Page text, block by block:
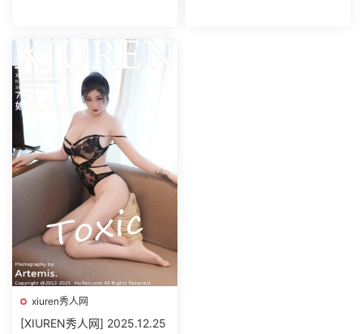
xiuren秀人网
[XIUREN秀人网] 2025.12.25